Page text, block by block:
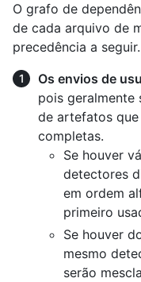
O grafo de
de cada arquivo de
precedência a seguir.
Os envios de
pois geralmente
de artefatos
completas.
Se houver
detectores
em ordem
primeiro
Se houver
mesmo
serão